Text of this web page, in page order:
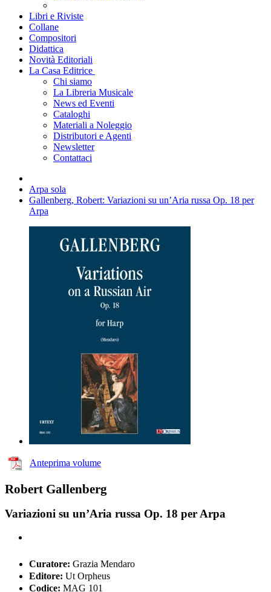
Libri e Riviste
Collane
Compositori
Didattica
Novità Editoriali
La Casa Editrice
Chi siamo
La Libreria Musicale
News ed Eventi
Cataloghi
Materiali a Noleggio
Distributori e Agenti
Newsletter
Contattaci
Arpa sola
Gallenberg, Robert: Variazioni su un’Aria russa Op. 18 per
Arpa
Anteprima volume
Robert Gallenberg
Variazioni su un’Aria russa Op. 18 per Arpa
Curatore: Grazia Mendaro
Editore: Ut Orpheus
Codice: MAG 101